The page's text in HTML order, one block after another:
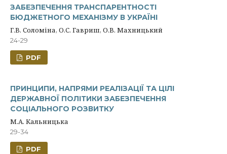
ЗАБЕЗПЕЧЕННЯ ТРАНСПАРЕНТНОСТІ
БЮДЖЕТНОГО МЕХАНІЗМУ В УКРАЇНІ
Г.В. Соломіна, О.С. Гавриш, О.В. Махницький
24-29
PDF
ПРИНЦИПИ, НАПРЯМИ РЕАЛІЗАЦІЇ ТА ЦІЛІ
ДЕРЖАВНОЇ ПОЛІТИКИ ЗАБЕЗПЕЧЕННЯ
СОЦІАЛЬНОГО РОЗВИТКУ
М.А. Кальницька
29-34
PDF